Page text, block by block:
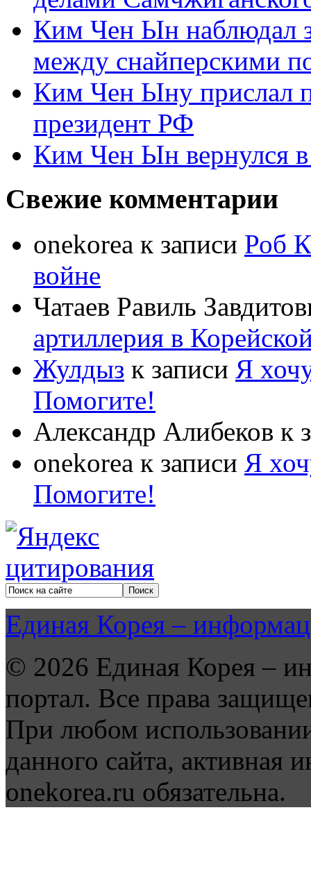
Ким Чен Ын наблюдал
между снайперскими
Ким Чен Ыну прислал
президент РФ
Ким Чен Ын вернулся
Свежие комментарии
onekorea к записи Роб
войне
Чатаев Равиль
артиллерия в
Жулдыз к записи Я
Помогите!
Александр Алибеков к
onekorea к записи Я
Помогите!
Единая Корея –
© 2026 Единая Корея –
портал. Все права
При любом
данного сайта, активная
onekorea.ru обязательна.